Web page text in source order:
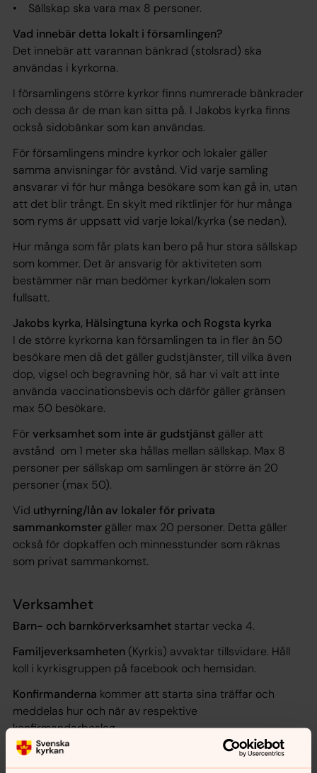
• Sällskap ska vara max 8 personer.
Vad innebär detta lokalt i församlingen?
Det innebär att varannan bänkrad (stolsrad) ska
användas i kyrkorna.
I församlingens större kyrkor finns numrerade bänkrader
och dessa är de man kan sitta på. I Jakobs kyrka finns
också sidobänkar som kan användas.
För församlingens mindre kyrkor och lokaler gäller
samma anvisningar för avstånd. Vid varje samling
ansvarar vi för hur många besökare som kan gå in, utan
att det blir trångt. En skylt med riktlinjer för hur många
som ryms är uppsatt vid varje lokal/kyrka (se nedan).
Hur många som får plats kan bero på hur stora sällskap
som kommer. Det är ansvarig för aktiviteten som
bestämmer när man bedömer kyrkan/lokalen som
fullsatt.
Jakobs kyrka, Hälsingtuna kyrka och Rogsta kyrka
I de större kyrkorna kan församlingen ta in fler än 50
besökare men då det gäller gudstjänster, till vilka även
dop, vigsel och begravning hör, så har vi valt att inte
använda vaccinationsbevis och därför gäller gränsen
max 50 besökare.
För verksamhet som inte är gudstjänst gäller att
avstånd om 1 meter ska hållas mellan sällskap. Max 8
personer per sällskap om samlingen är större än 20
personer (max 50).
Vid uthyrning/lån av lokaler för privata
sammankomster gäller max 20 personer. Detta gäller
också för dopkaffen och minnesstunder som räknas
som privat sammankomst.
Verksamhet
Barn- och barnkörverksamhet startar vecka 4.
Familjeverksamheten (Kyrkis) avvaktar tillsvidare. Håll
koll i kyrkisgruppen på facebook och hemsidan.
Konfirmanderna kommer att starta sina träffar och
meddelas hur och när av respektive
konfirmandarbeslag.
Vuxenverksamheten
samtalsgrupperkommer